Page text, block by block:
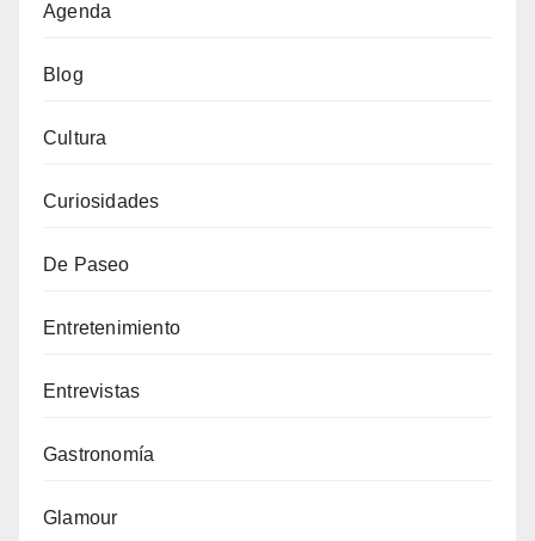
Agenda
Blog
Cultura
Curiosidades
De Paseo
Entretenimiento
Entrevistas
Gastronomía
Glamour